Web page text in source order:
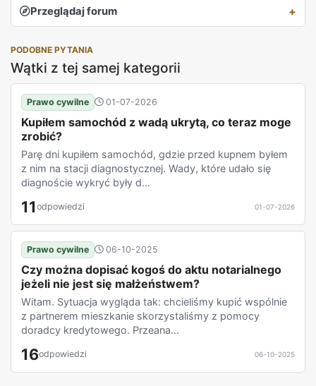
Przeglądaj forum
PODOBNE PYTANIA
Wątki z tej samej kategorii
Prawo cywilne 01-07-2026
Kupiłem samochód z wadą ukrytą, co teraz moge
zrobić?
Parę dni kupiłem samochód, gdzie przed kupnem byłem
z nim na stacji diagnostycznej. Wady, które udało się
diagnoście wykryć były d...
11odpowiedzi 01-07-2026
Prawo cywilne 06-10-2025
Czy można dopisać kogoś do aktu notarialnego
jeżeli nie jest się małżeństwem?
Witam. Sytuacja wygląda tak: chcieliśmy kupić wspólnie
z partnerem mieszkanie skorzystaliśmy z pomocy
doradcy kredytowego. Przeana...
16odpowiedzi 06-10-2025